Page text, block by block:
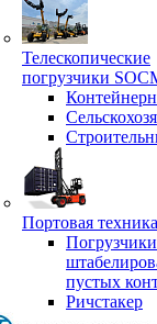
Телескопические
погрузчики
Портовая
пустых
Ричстакер